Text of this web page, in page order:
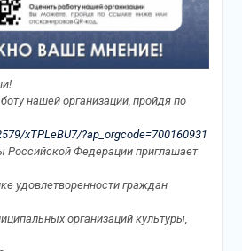
нашей организации, пройдя по
xTPLeBU7/?ap_orgcode=700160931
Российской Федерации приглашает
удовлетворенности граждан
организаций культуры,